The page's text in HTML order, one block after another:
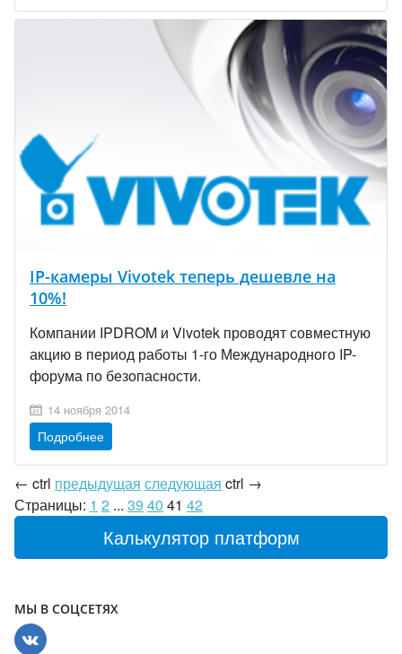
IP-камеры Vivotek теперь дешевле на
10%!
Компании IPDROM и Vivotek проводят совместную
акцию в период работы 1-го Международного IP-
форума по безопасности.
14 ноября 2014
Подробнее
← ctrl предыдущая следующая ctrl →
Страницы: 1 2 ... 39 40 41 42
Калькулятор платформ
МЫ В СОЦСЕТЯХ